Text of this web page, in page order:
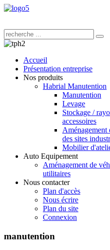
Accueil
Présentation entreprise
Nos produits
Habrial Manutention
Manutention
Levage
Stockage /
accessoires
Aménagement
des sites
Mobilier
Auto Equipement
Aménagement de
utilitaires
Nous contacter
Plan d'accès
Nous écrire
Plan du site
Connexion
manutention